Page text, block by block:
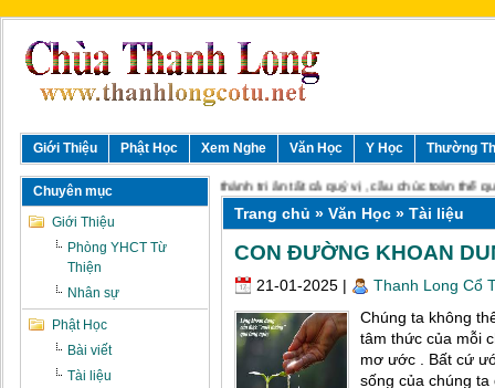
Giới Thiệu Phật Học Xem Nghe Văn Học Y Học Thường
: Chùa Thanh Long Cổ Tự chân thành tri ân tất cả quý vị , cầu chúc toàn thể
Trang chủ » Văn Học » Tài liệu
CON ĐƯỜNG KHOAN
21-01-2025 |
Thanh Long Cổ
Chúng ta không
tâm thức của mỗi
mơ ước . Bất cứ
sống của chúng ta
Chuyên mục
Giới Thiệu
Phòng YHCT Từ
Thiện
Nhân sự
Phật Học
Bài viết
Tài liệu